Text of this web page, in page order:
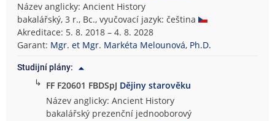
Název anglicky: Ancient History
bakalářský, 3 r., Bc., vyučovací jazyk: čeština
Akreditace: 5. 8. 2018 – 4. 8. 2028
Garant: Mgr. et Mgr. Markéta Melounová, Ph.D.
Studijní plány:
↳ FF F20601 FBDSpJ Dějiny starověku
Název anglicky: Ancient History
bakalářský prezenční jednooborový